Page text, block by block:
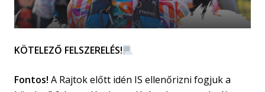
KÖTELEZŐ FELSZERELÉS!
Fontos! A Rajtok előtt idén IS ellenőrizni fogjuk a